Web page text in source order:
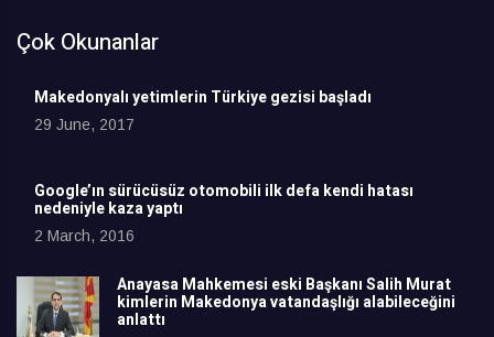
Çok Okunanlar
Makedonyalı yetimlerin Türkiye gezisi başladı
29 June, 2017
Google’ın sürücüsüz otomobili ilk defa kendi hatası
nedeniyle kaza yaptı
2 March, 2016
Anayasa Mahkemesi eski Başkanı Salih Murat
kimlerin Makedonya vatandaşlığı alabileceğini
anlattı